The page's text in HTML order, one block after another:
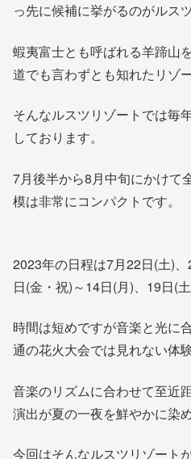
っ先に候補に挙がるのがルス
蝦夷富士とも呼ばれる羊蹄山
道でも言わずとも知れたリゾ
そんなルスツリゾートでは毎
しております。
7月後半から8月中旬にかけて
模は非常にコンパクトです。
2023年の日程は7月22日(土)
日(金・祝)～14日(月)、19日(
時間は短めですが音楽と光に
通の花火大会では見れない体
音楽のリズムに合わせて至近
演出が夏の一夜を鮮やかに染
今回はそんなルスツリゾート